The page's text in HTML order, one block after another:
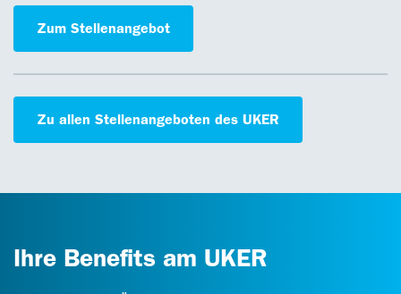
Zum Stellenangebot
Zu allen Stellenangeboten des UKER
Ihre Benefits am UKER